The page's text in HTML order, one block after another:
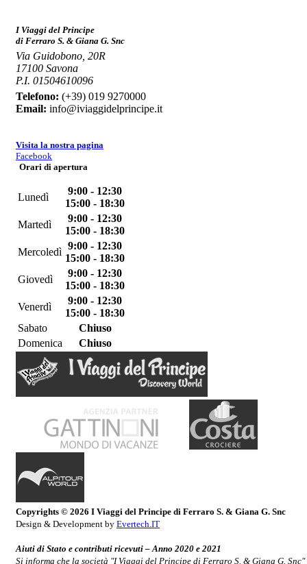
I Viaggi del Principe
di Ferraro S. & Giana G. Snc
Via Guidobono, 20R
17100 Savona
P.I. 01504610096
Telefono: (+39) 019 9270000
Email: info@iviaggidelprincipe.it
Visita la nostra pagina
Facebook
Orari di apertura
Lunedì
9:00 - 12:30
15:00 - 18:30
Martedì
9:00 - 12:30
15:00 - 18:30
Mercoledì
9:00 - 12:30
15:00 - 18:30
Giovedì
9:00 - 12:30
15:00 - 18:30
Venerdì
9:00 - 12:30
15:00 - 18:30
Sabato
Chiuso
Domenica
Chiuso
Copyrights © 2026 I Viaggi del Principe di Ferraro S. & Giana G. Snc
Design & Development by Evertech.IT
Aiuti di Stato e contributi ricevuti – Anno 2020 e 2021
Si informa che la società "I Viaggi del Principe di Ferraro S. & Giana G. Snc"